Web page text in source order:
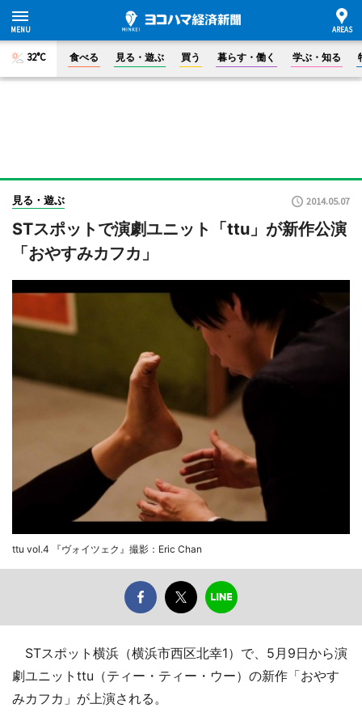
32°C 食べる 見る・遊ぶ 買う 暮らす・働く 学ぶ・知る
見る・遊ぶ 2014.05.07
STスポットで演劇ユニット「ttu」が新作公演
「おやすみカフカ」
ttu vol.4 『ヴォイツェク』撮影：Eric Chan
STスポット横浜（横浜市西区北幸1）で、5月9日から演
劇ユニットttu（ティー・ティー・ウー）の新作「おやす
みカフカ」が上演される。